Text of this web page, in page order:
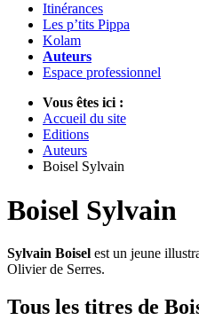
Itinérances
Les p’tits Pippa
Kolam
Auteurs
Espace professionnel
Vous êtes ici :
Accueil du site
Editions
Auteurs
Boisel Sylvain
Boisel Sylvain
Sylvain Boisel est un jeune
Olivier de Serres.
Tous les titres de